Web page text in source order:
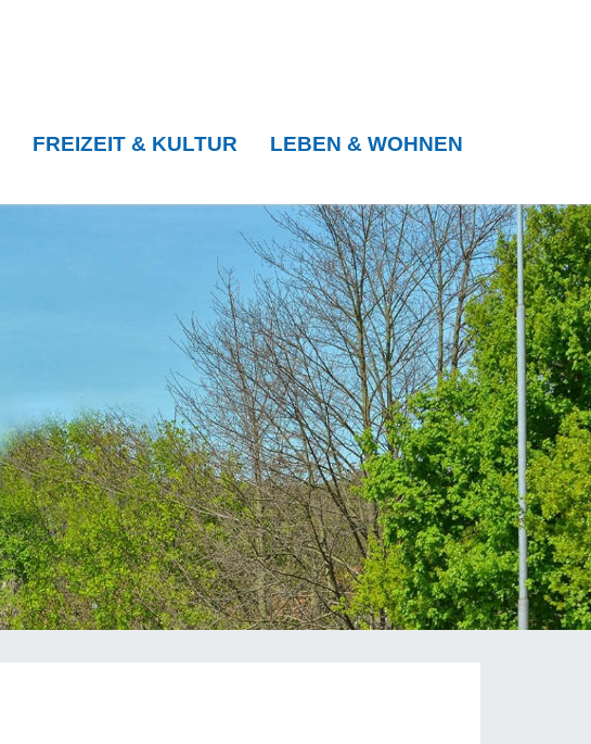
FREIZEIT & KULTUR LEBEN & WOHNEN